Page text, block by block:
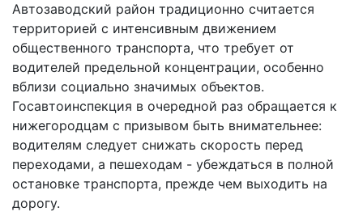
Автозаводский район традиционно считается
территорией с интенсивным движением
общественного транспорта, что требует от
водителей предельной концентрации, особенно
вблизи социально значимых объектов.
Госавтоинспекция в очередной раз обращается к
нижегородцам с призывом быть внимательнее:
водителям следует снижать скорость перед
переходами, а пешеходам - убеждаться в полной
остановке транспорта, прежде чем выходить на
дорогу.